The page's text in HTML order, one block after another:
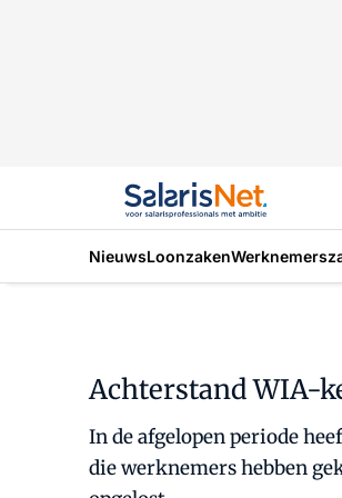
NieuwsLoonzaken
Achterstand WIA-
In de afgelopen periode
die werknemers hebben